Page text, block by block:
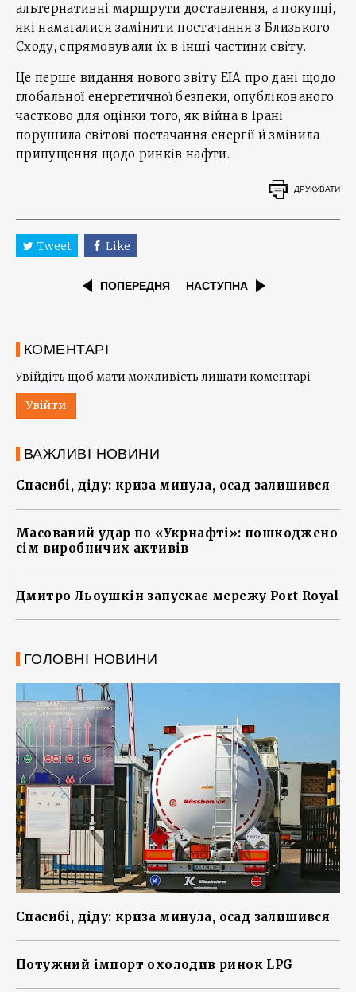
альтернативні маршрути доставлення, а покупці,
які намагалися замінити постачання з Близького
Сходу, спрямовували їх в інші частини світу.
Це перше видання нового звіту EIA про дані щодо
глобальної енергетичної безпеки, опублікованого
частково для оцінки того, як війна в Ірані
порушила світові постачання енергії й змінила
припущення щодо ринків нафти.
ДРУКУВАТИ
Tweet Like
ПОПЕРЕДНЯ НАСТУПНА
КОМЕНТАРІ
Увійдіть щоб мати можливість лишати коментарі
Увійти
ВАЖЛИВІ НОВИНИ
Спасибі, діду: криза минула, осад залишився
Масований удар по «Укрнафті»: пошкоджено
сім виробничих активів
Дмитро Льоушкін запускає мережу Port Royal
ГОЛОВНІ НОВИНИ
Спасибі, діду: криза минула, осад залишився
Потужний імпорт охолодив ринок LPG